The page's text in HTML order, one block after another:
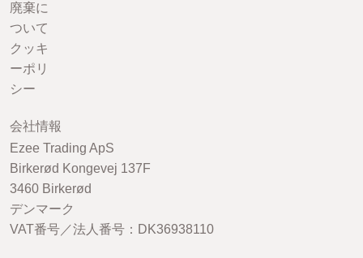
廃棄に
ついて
クッキ
ーポリ
シー
会社情報
Ezee Trading ApS
Birkerød Kongevej 137F
3460 Birkerød
デンマーク
VAT番号／法人番号：DK36938110